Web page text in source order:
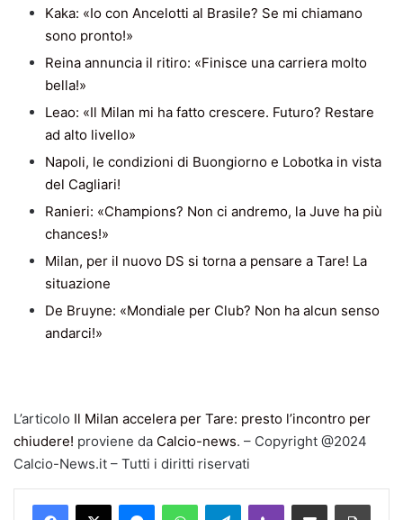
Kaka: «Io con Ancelotti al Brasile? Se mi chiamano
sono pronto!»
Reina annuncia il ritiro: «Finisce una carriera molto
bella!»
Leao: «Il Milan mi ha fatto crescere. Futuro? Restare
ad alto livello»
Napoli, le condizioni di Buongiorno e Lobotka in vista
del Cagliari!
Ranieri: «Champions? Non ci andremo, la Juve ha più
chances!»
Milan, per il nuovo DS si torna a pensare a Tare! La
situazione
De Bruyne: «Mondiale per Club? Non ha alcun senso
andarci!»
L’articolo Il Milan accelera per Tare: presto l’incontro per
chiudere! proviene da Calcio-news. – Copyright @2024
Calcio-News.it – Tutti i diritti riservati
Telegram